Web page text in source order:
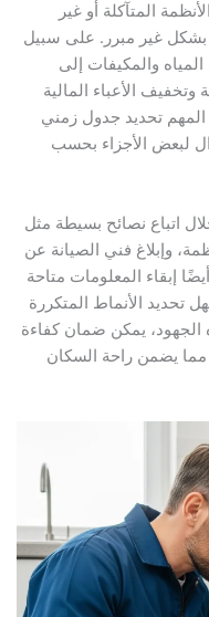
المتآكلة أو غير
بشكل غير مبرر. على سبيل
والمكيفات إلى
الأعباء المالية
تحديد جدول زمني
لبعض الأجزاء بحسب
اتباع نصائح بسيطة مثل
وإبلاغ فني الصيانة عن
إبقاء المعلومات متاحة
تحديد الأنماط المتكررة
الجهود، يمكن ضمان كفاءة
مما يضمن راحة السكان